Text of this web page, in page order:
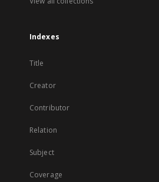
Indexes
Title
Creator
Contributor
Relation
Subject
Coverage